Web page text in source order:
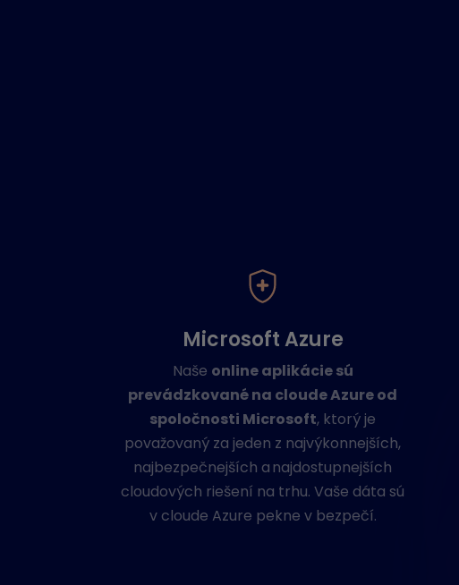
Microsoft Azure
Naše online aplikácie sú
prevádzkované na cloude Azure od
spoločnosti Microsoft, ktorý je
považovaný za jeden z najvýkonnejších,
najbezpečnejších a najdostupnejších
cloudových riešení na trhu. Vaše dáta sú
v cloude Azure pekne v bezpečí.